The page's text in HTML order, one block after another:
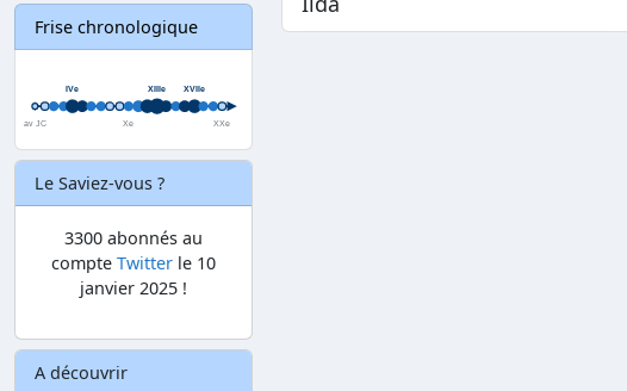
Frise chronologique
Le Saviez-vous ?
3300 abonnés au
compte Twitter le 10
janvier 2025 !
A découvrir